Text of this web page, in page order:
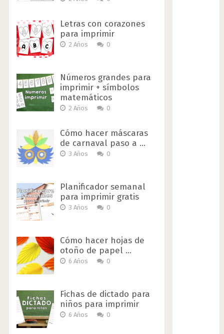
Letras con corazones
para imprimir
2 Años 0
Números grandes para
imprimir + símbolos
matemáticos
2 Años 0
Cómo hacer máscaras
de carnaval paso a …
3 Años 0
Planificador semanal
para imprimir gratis
3 Años 0
Cómo hacer hojas de
otoño de papel …
6 Años 0
Fichas de dictado para
niños para imprimir
6 Años 0